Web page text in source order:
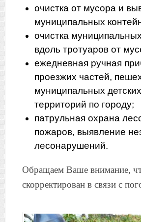
очистка от мусора и
муниципальных
очистка
вдоль тротуаров от
ежедневная ручная
проезжих частей,
муниципальных
территорий по городу;
патрульная охрана
пожаров, выявление
лесонарушений.
Обращаем Ваше внимание,
скорректирован в связи с